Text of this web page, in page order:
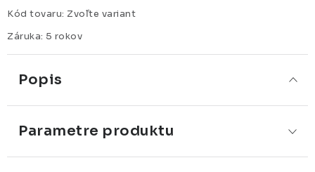
Kód tovaru: Zvoľte variant
Záruka: 5 rokov
Popis
Parametre produktu